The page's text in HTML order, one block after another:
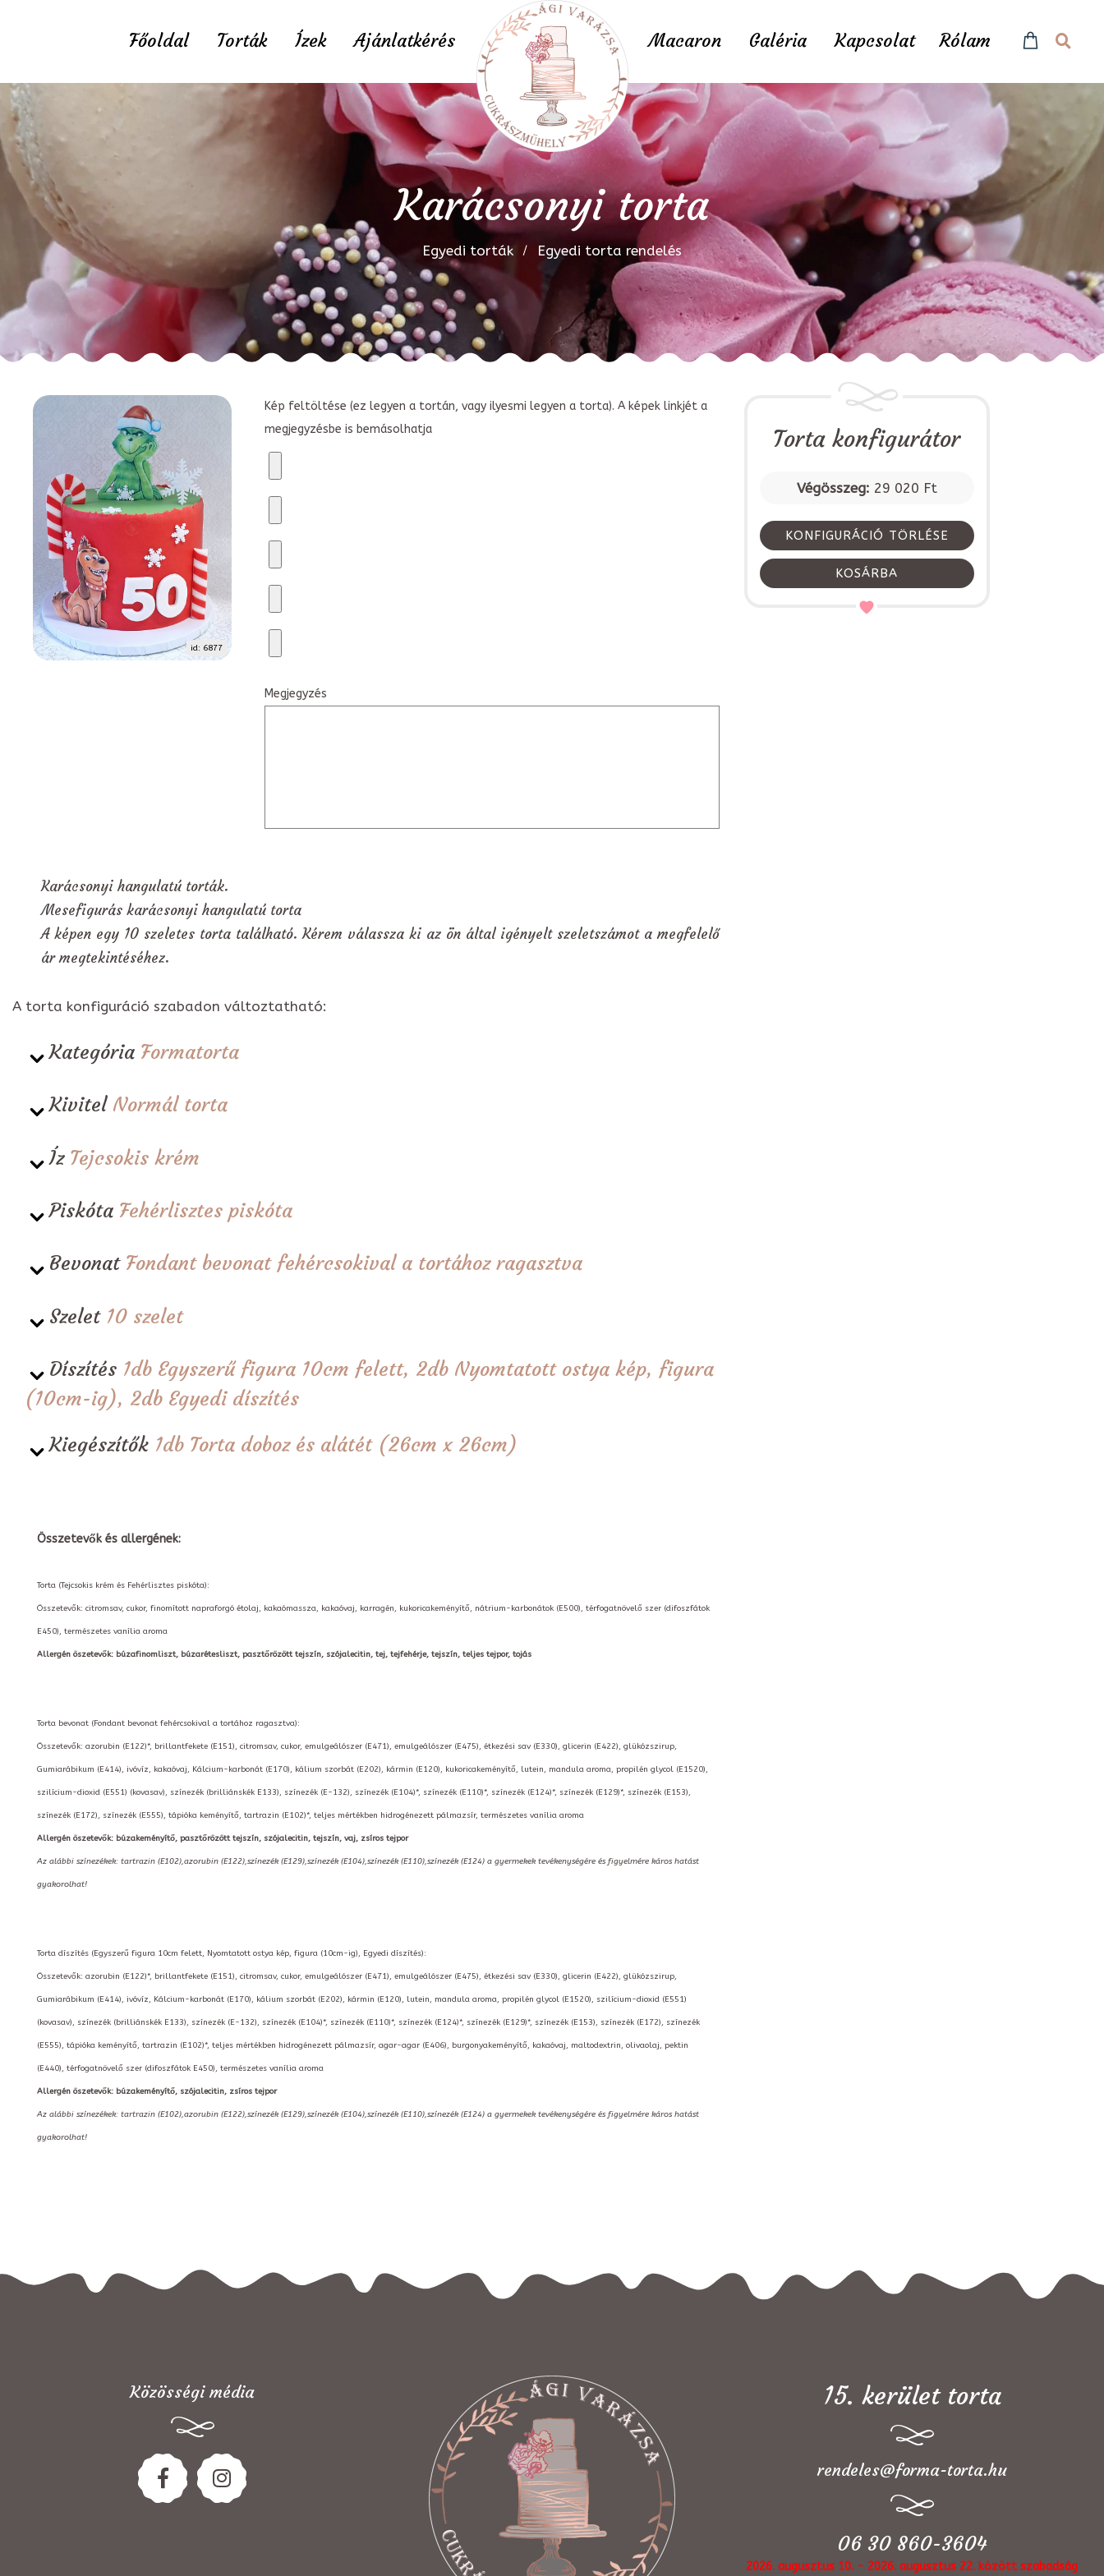
Főoldal Torták Ízek Ajánlatkérés Macaron Galéria Kapcsolat Rólam
Karácsonyi torta
Egyedi torták Egyedi torta rendelés
id: 6877
Kép feltöltése (ez legyen a tortán, vagy ilyesmi legyen a torta). A képek linkjét a
megjegyzésbe is bemásolhatja
Megjegyzés
Karácsonyi hangulatú torták.
Mesefigurás karácsonyi hangulatú torta
A képen egy 10 szeletes torta található. Kérem válassza ki az ön által igényelt szeletszámot a megfelelő
ár megtekintéséhez.
A torta konfiguráció szabadon változtatható:
Kategória Formatorta
Kivitel Normál torta
Íz Tejcsokis krém
Piskóta Fehérlisztes piskóta
Bevonat Fondant bevonat fehércsokival a tortához ragasztva
Szelet 10 szelet
Díszítés 1db Egyszerű figura 10cm felett, 2db Nyomtatott ostya kép, figura
(10cm-ig), 2db Egyedi díszítés
Kiegészítők 1db Torta doboz és alátét (26cm x 26cm)
Torta konfigurátor
Végösszeg: 29 020 Ft
KONFIGURÁCIÓ TÖRLÉSE
KOSÁRBA
Összetevők és allergének:
Torta (Tejcsokis krém és Fehérlisztes piskóta):
Összetevők: citromsav, cukor, finomított napraforgó étolaj, kakaómassza, kakaóvaj, karragén, kukoricakeményítő, nátrium-karbonátok (E500), térfogatnövelő szer (difoszfátok
E450), természetes vanília aroma
Allergén öszetevők: búzafinomliszt, búzarétesliszt, pasztőrözött tejszín, szójalecitin, tej, tejfehérje, tejszín, teljes tejpor, tojás
Torta bevonat (Fondant bevonat fehércsokival a tortához ragasztva):
Összetevők: azorubin (E122)*, brillantfekete (E151), citromsav, cukor, emulgeálószer (E471), emulgeálószer (E475), étkezési sav (E330), glicerin (E422), glükózszirup,
Gumiarábikum (E414), ivóvíz, kakaóvaj, Kálcium-karbonát (E170), kálium szorbát (E202), kármin (E120), kukoricakeményítő, lutein, mandula aroma, propilén glycol (E1520),
szilícium-dioxid (E551) (kovasav), színezék (brilliánskék E133), színezék (E-132), színezék (E104)*, színezék (E110)*, színezék (E124)*, színezék (E129)*, színezék (E153),
színezék (E172), színezék (E555), tápióka keményítő, tartrazin (E102)*, teljes mértékben hidrogénezett pálmazsír, természetes vanília aroma
Allergén öszetevők: búzakeményítő, pasztőrözött tejszín, szójalecitin, tejszín, vaj, zsíros tejpor
Az alábbi színezékek: tartrazin (E102),azorubin (E122),színezék (E129),színezék (E104),színezék (E110),színezék (E124) a gyermekek tevékenységére és figyelmére káros hatást
gyakorolhat!
Torta díszítés (Egyszerű figura 10cm felett, Nyomtatott ostya kép, figura (10cm-ig), Egyedi díszítés):
Összetevők: azorubin (E122)*, brillantfekete (E151), citromsav, cukor, emulgeálószer (E471), emulgeálószer (E475), étkezési sav (E330), glicerin (E422), glükózszirup,
Gumiarábikum (E414), ivóvíz, Kálcium-karbonát (E170), kálium szorbát (E202), kármin (E120), lutein, mandula aroma, propilén glycol (E1520), szilícium-dioxid (E551)
(kovasav), színezék (brilliánskék E133), színezék (E-132), színezék (E104)*, színezék (E110)*, színezék (E124)*, színezék (E129)*, színezék (E153), színezék (E172), színezék
(E555), tápióka keményítő, tartrazin (E102)*, teljes mértékben hidrogénezett pálmazsír, agar-agar (E406), burgonyakeményítő, kakaóvaj, maltodextrin, olivaolaj, pektin
(E440), térfogatnövelő szer (difoszfátok E450), természetes vanília aroma
Allergén öszetevők: búzakeményítő, szójalecitin, zsíros tejpor
Az alábbi színezékek: tartrazin (E102),azorubin (E122),színezék (E129),színezék (E104),színezék (E110),színezék (E124) a gyermekek tevékenységére és figyelmére káros hatást
gyakorolhat!
Közösségi média 15. kerület torta
rendeles@forma-torta.hu
06 30 860-3604
2026. augusztus 10. - 2026. augusztus 22. között szabadság